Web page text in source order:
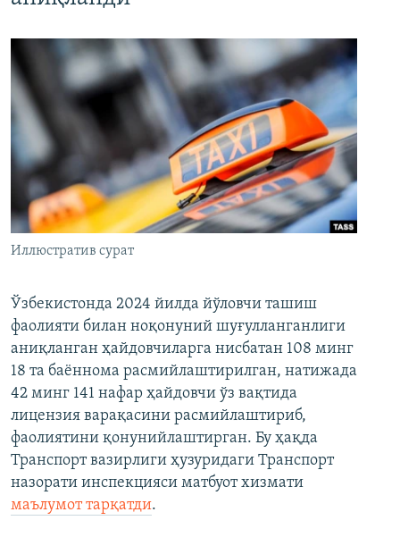
Иллюстратив сурат
Ўзбекистонда 2024 йилда йўловчи ташиш
фаолияти билан ноқонуний шуғулланганлиги
аниқланган ҳайдовчиларга нисбатан 108 минг
18 та баённома расмийлаштирилган, натижада
42 минг 141 нафар ҳайдовчи ўз вақтида
лицензия варақасини расмийлаштириб,
фаолиятини қонунийлаштирган. Бу ҳақда
Транспорт вазирлиги ҳузуридаги Транспорт
назорати инспекцияси матбуот хизмати
маълумот тарқатди.